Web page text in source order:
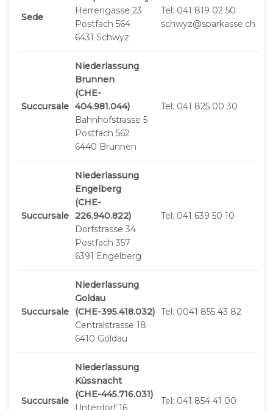
Sede
Herrengasse 23
Postfach 564
6431 Schwyz
Tel: 041 819 02 50
schwyz@sparkasse.ch
Succursale
Niederlassung
Brunnen
(CHE-
404.981.044)
Bahnhofstrasse 5
Postfach 562
6440 Brunnen
Tel: 041 825 00 30
Succursale
Niederlassung
Engelberg
(CHE-
226.940.822)
Dorfstrasse 34
Postfach 357
6391 Engelberg
Tel: 041 639 50 10
Succursale
Niederlassung
Goldau
(CHE-395.418.032)
Centralstrasse 18
6410 Goldau
Tel: 0041 855 43 82
Succursale
Niederlassung
Küssnacht
(CHE-445.716.031)
Unterdorf 16
Tel: 041 854 41 00